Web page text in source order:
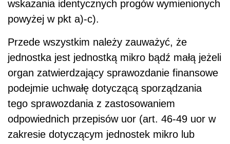
wskazania identycznych progów wymienionych
powyżej w pkt a)-c).
Przede wszystkim należy zauważyć, że
jednostka jest jednostką mikro bądź małą jeżeli
organ zatwierdzający sprawozdanie finansowe
podejmie uchwałę dotyczącą sporządzania
tego sprawozdania z zastosowaniem
odpowiednich przepisów uor (art. 46-49 uor w
zakresie dotyczącym jednostek mikro lub